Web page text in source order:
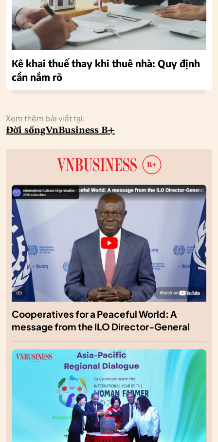
Xem thêm bài viết tại:
Đời sốngVnBusiness B+
Kê khai thuế thay khi thuê nhà: Quy định
cần nắm rõ
Cooperatives for a Peaceful World: A
message from the ILO Director-General